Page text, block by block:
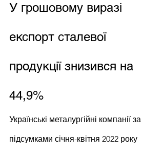
У грошовому виразі
експорт сталевої
продукції знизився на
44,9%
Українські металургійні компанії за
підсумками січня-квітня 2022 року